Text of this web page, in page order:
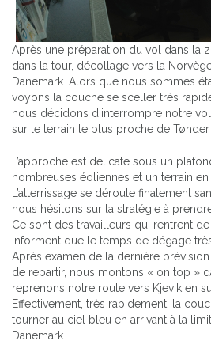
Après une préparation du vol dans la
dans la tour, décollage vers la
Danemark. Alors que nous sommes
voyons la couche se sceller très
nous décidons d’interrompre notre
sur le terrain le plus proche de Tønder
L’approche est délicate sous un
nombreuses éoliennes et un terrain
L’atterrissage se déroule finalement
nous hésitons sur la stratégie à
Ce sont des travailleurs qui rentrent
informent que le temps de dégage
Après examen de la dernière
de repartir, nous montons « on top »
reprenons notre route vers Kjevik en
Effectivement, très rapidement, la
tourner au ciel bleu en arrivant à la
Danemark.